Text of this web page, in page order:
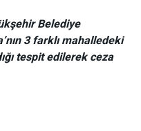
Belediye
3 farklı mahalledeki
tespit edilerek ceza